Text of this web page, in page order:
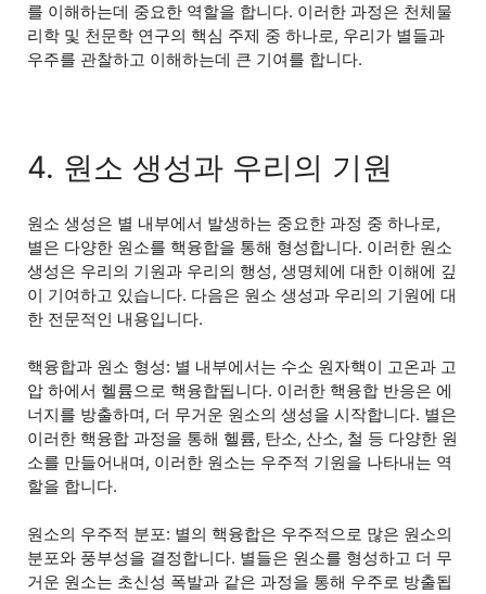
를 이해하는데 중요한 역할을 합니다. 이러한 과정은 천체물
리학 및 천문학 연구의 핵심 주제 중 하나로, 우리가 별들과
우주를 관찰하고 이해하는데 큰 기여를 합니다.
4. 원소 생성과 우리의 기원
원소 생성은 별 내부에서 발생하는 중요한 과정 중 하나로,
별은 다양한 원소를 핵융합을 통해 형성합니다. 이러한 원소
생성은 우리의 기원과 우리의 행성, 생명체에 대한 이해에 깊
이 기여하고 있습니다. 다음은 원소 생성과 우리의 기원에 대
한 전문적인 내용입니다.
핵융합과 원소 형성: 별 내부에서는 수소 원자핵이 고온과 고
압 하에서 헬륨으로 핵융합됩니다. 이러한 핵융합 반응은 에
너지를 방출하며, 더 무거운 원소의 생성을 시작합니다. 별은
이러한 핵융합 과정을 통해 헬륨, 탄소, 산소, 철 등 다양한 원
소를 만들어내며, 이러한 원소는 우주적 기원을 나타내는 역
할을 합니다.
원소의 우주적 분포: 별의 핵융합은 우주적으로 많은 원소의
분포와 풍부성을 결정합니다. 별들은 원소를 형성하고 더 무
거운 원소는 초신성 폭발과 같은 과정을 통해 우주로 방출됩